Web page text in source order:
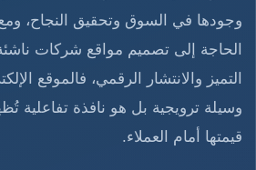
وجودها في السوق وتحقيق النجاح،
الحاجة إلى تصميم مواقع شركات
التميز والانتشار الرقمي، فالموقع
وسيلة ترويجية بل هو نافذة تفاعلية
قيمتها أمام العملاء.